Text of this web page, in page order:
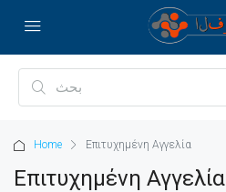
Home Επιτυχημένη Αγγελία
Επιτυχημένη Αγγελία